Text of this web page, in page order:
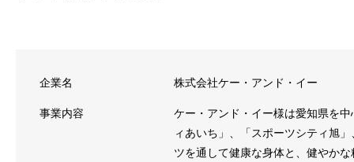
企業名 株式会社ケー・アンド・イー
事業内容
ケー・アンド・イー様は愛知県を
ィあいち」、「スポーツシティ旭
ツを通して健康な身体と、健やか